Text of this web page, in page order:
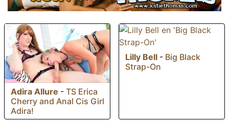
Adira Allure - TS Erica
Cherry and Anal Cis Girl
Adira!
Lilly Bell - Big Black
Strap-On